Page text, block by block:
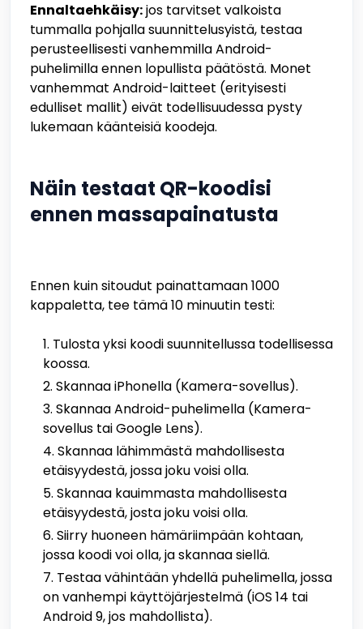
Ennaltaehkäisy:jos tarvitset valkoista
tummalla pohjalla suunnittelusyistä, testaa
perusteellisesti vanhemmilla Android-
puhelimilla ennen lopullista päätöstä. Monet
vanhemmat Android-laitteet (erityisesti
edulliset mallit) eivät todellisuudessa pysty
lukemaan käänteisiä koodeja.
Näin testaat QR-koodisi
ennen massapainatusta
Ennen kuin sitoudut painattamaan 1000
kappaletta, tee tämä 10 minuutin testi:
Tulosta yksi koodi suunnitellussa todellisessa
koossa.
Skannaa iPhonella (Kamera-sovellus).
Skannaa Android-puhelimella (Kamera-
sovellus tai Google Lens).
Skannaa lähimmästä mahdollisesta
etäisyydestä, jossa joku voisi olla.
Skannaa kauimmasta mahdollisesta
etäisyydestä, josta joku voisi olla.
Siirry huoneen hämäriimpään kohtaan,
jossa koodi voi olla, ja skannaa siellä.
Testaa vähintään yhdellä puhelimella, jossa
on vanhempi käyttöjärjestelmä (iOS 14 tai
Android 9, jos mahdollista).